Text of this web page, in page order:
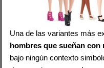
Una de las variantes más
hombres que sueñan con
bajo ningún contexto